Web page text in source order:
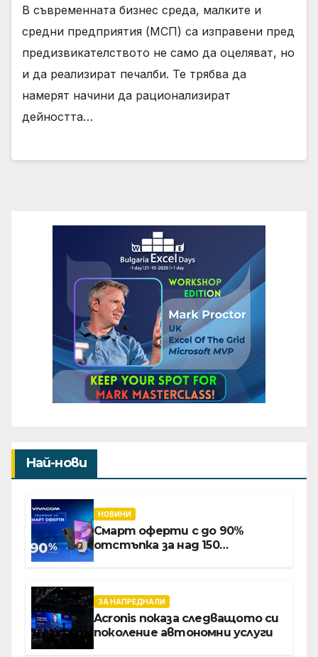
В съвременната бизнес среда, малките и
средни предприятия (МСП) са изправени пред
предизвикателството не само да оцеляват, но
и да реализират печалби. Те трябва да
намерят начини да рационализират
дейността…
Най-нови
НОВИНИ
Смарт оферти с до 90%
отстъпка за над 150
ЗА НАПРЕДНАЛИ
Acronis показа следващото си
поколение автономни услуги